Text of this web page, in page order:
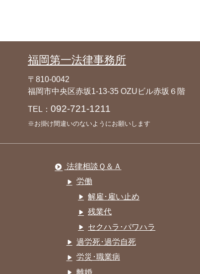
福岡第一法律事務所
〒810-0042
福岡市中央区赤坂1-13-35 OZUビル赤坂６階
TEL： 092-721-1211
※お掛け間違いのないようにお願いします
法律相談Ｑ＆Ａ
労働
解雇･雇い止め
残業代
セクハラ･パワハラ
過労死･過労自死
労災･職業病
離婚